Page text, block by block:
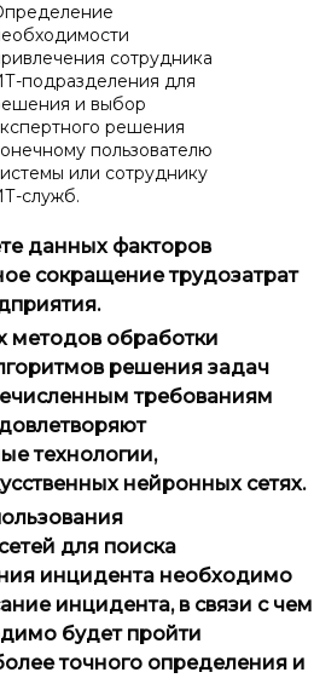
сотрудника
подразделения для
и выбор
решения
пользователю
или сотруднику
служб.
данных факторов
сокращение трудозатрат
методов обработки
решения задач
требованиям
технологии,
нейронных сетях.
для поиска
инцидента необходимо
инцидента, в связи с чем
будет пройти
точного определения и